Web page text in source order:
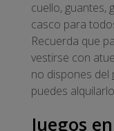
cuello, guantes,
casco para
Recuerda que
vestirse con
no dispones del
puedes
Juegos